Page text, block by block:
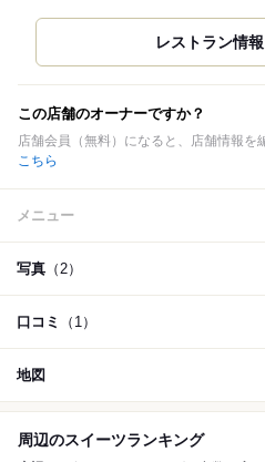
この店舗のオーナーですか？
店舗会員（無料）になると、店舗情報を
こちら
メニュー
写真 （2）
口コミ （1）
地図
周辺のスイーツランキング